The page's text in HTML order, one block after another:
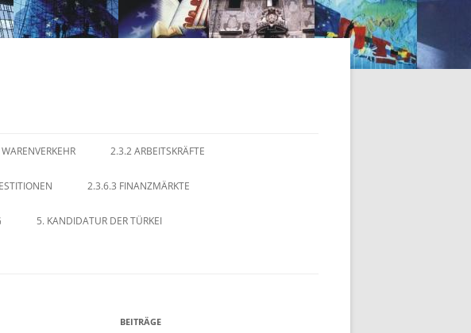
2.3.2 ARBEITSKRÄFTE
2.3.6.3 FINANZMÄRKTE
5. KANDIDATUR DER TÜRKEI
BEITRÄGE